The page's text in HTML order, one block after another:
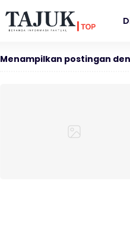
Menampilkan postingan